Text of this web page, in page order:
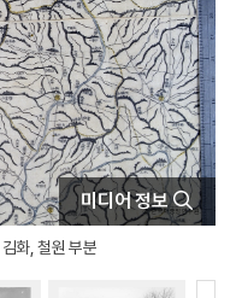
미디어 정보
화, 철원 부분